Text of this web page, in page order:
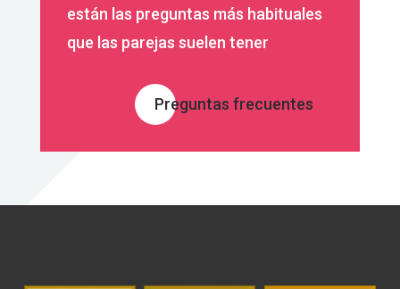
están las preguntas más habituales
que las parejas suelen tener
Preguntas frecuentes